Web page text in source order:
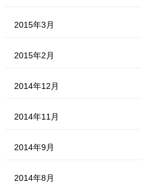
2015年3月
2015年2月
2014年12月
2014年11月
2014年9月
2014年8月